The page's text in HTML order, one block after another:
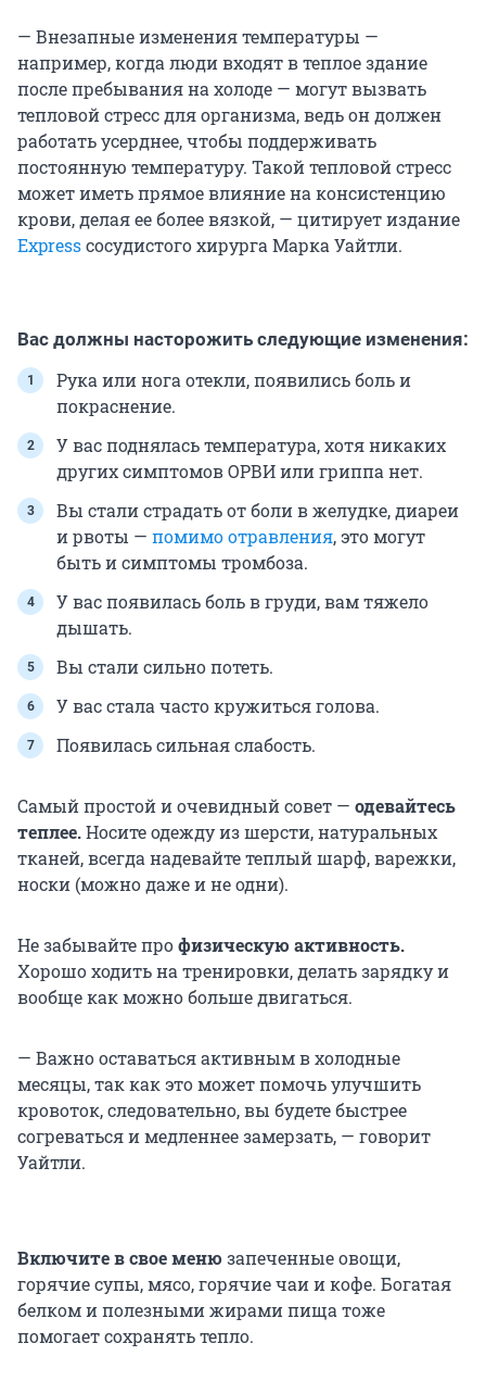
— Внезапные изменения температуры —
например, когда люди входят в теплое здание
после пребывания на холоде — могут вызвать
тепловой стресс для организма, ведь он должен
работать усерднее, чтобы поддерживать
постоянную температуру. Такой тепловой стресс
может иметь прямое влияние на консистенцию
крови, делая ее более вязкой, — цитирует издание
Expressсосудистого хирурга Марка Уайтли.
Вас должны насторожить следующие изменения:
Рука или нога отекли, появились боль и
покраснение.
У вас поднялась температура, хотя никаких
других симптомов ОРВИ или гриппа нет.
Вы стали страдать от боли в желудке, диареи
и рвоты — помимо отравления, это могут
быть и симптомы тромбоза.
У вас появилась боль в груди, вам тяжело
дышать.
Вы стали сильно потеть.
У вас стала часто кружиться голова.
Появилась сильная слабость.
Самый простой и очевидный совет — одевайтесь
теплее.Носите одежду из шерсти, натуральных
тканей, всегда надевайте теплый шарф, варежки,
носки (можно даже и не одни).
Не забывайте профизическую активность.
Хорошо ходить на тренировки, делать зарядку и
вообще как можно больше двигаться.
— Важно оставаться активным в холодные
месяцы, так как это может помочь улучшить
кровоток, следовательно, вы будете быстрее
согреваться и медленнее замерзать, — говорит
Уайтли.
Включите в свое менюзапеченные овощи,
горячие супы, мясо, горячие чаи и кофе. Богатая
белком и полезными жирами пища тоже
помогает сохранять тепло.